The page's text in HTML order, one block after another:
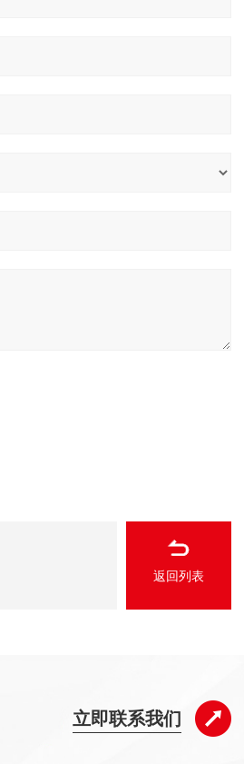
返回列表
立即联系我们